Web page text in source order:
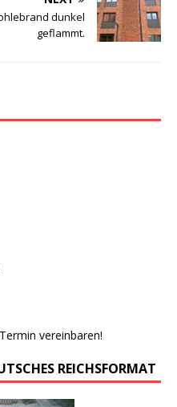
dunkel
geflammt.
vereinbaren!
REICHSFORMAT